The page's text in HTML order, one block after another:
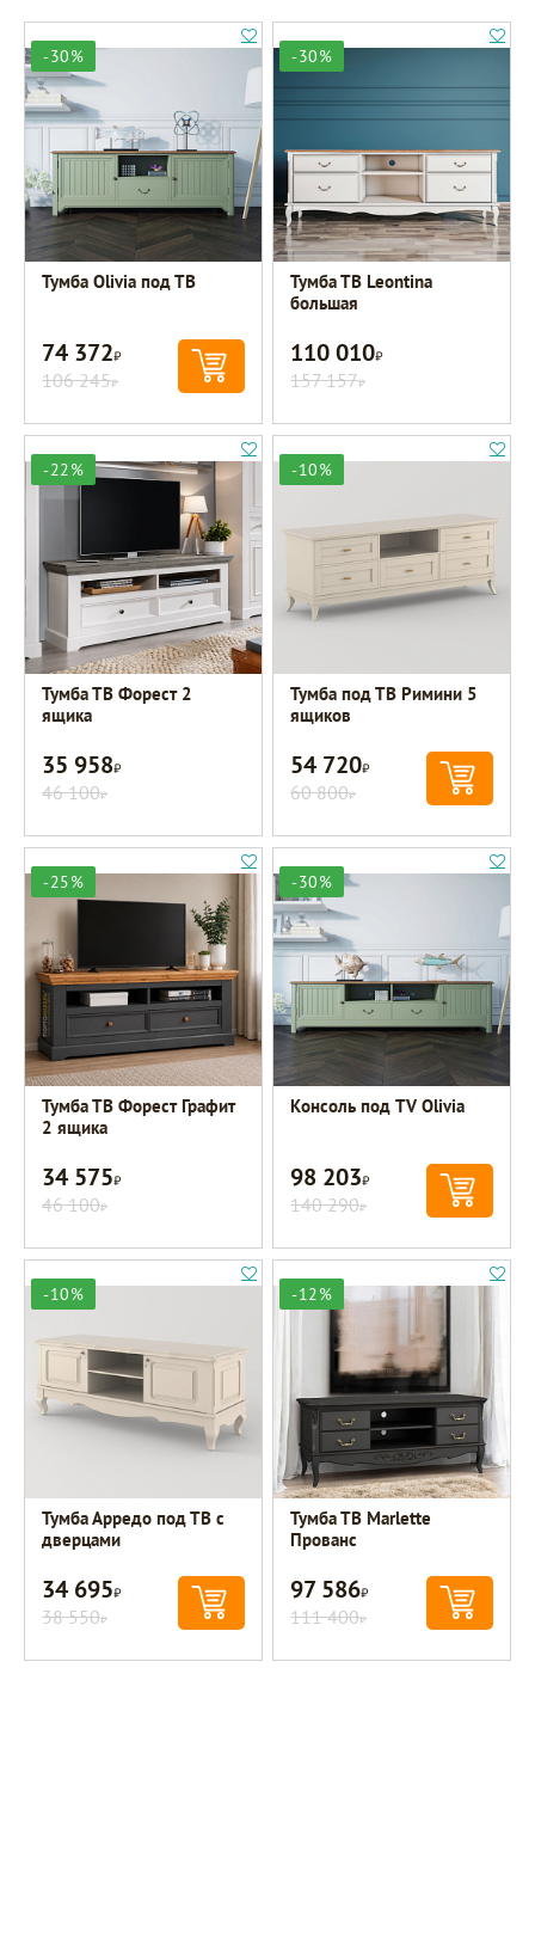
-30%
Тумба Olivia под ТВ
74 372Р
106 245Р
-30%
Тумба ТВ Leontina
большая
110 010Р
157 157Р
-22%
Тумба ТВ Форест 2
ящика
35 958Р
46 100Р
-10%
Тумба под ТВ Римини 5
ящиков
54 720Р
60 800Р
-25%
Тумба ТВ Форест Графит
2 ящика
34 575Р
46 100Р
-30%
Консоль под TV Olivia
98 203Р
140 290Р
-10%
Тумба Арредо под ТВ с
дверцами
34 695Р
38 550Р
-12%
Тумба ТВ Marlette
Прованс
97 586Р
111 400Р